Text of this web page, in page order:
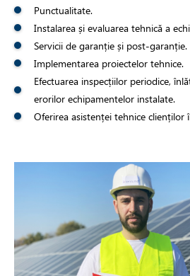
Punctualitate.
Instalarea și evaluarea tehnică a
Servicii de garanție și post-garanție.
Implementarea proiectelor tehnice.
Efectuarea inspecțiilor periodice,
erorilor echipamentelor instalate.
Oferirea asistenței tehnice